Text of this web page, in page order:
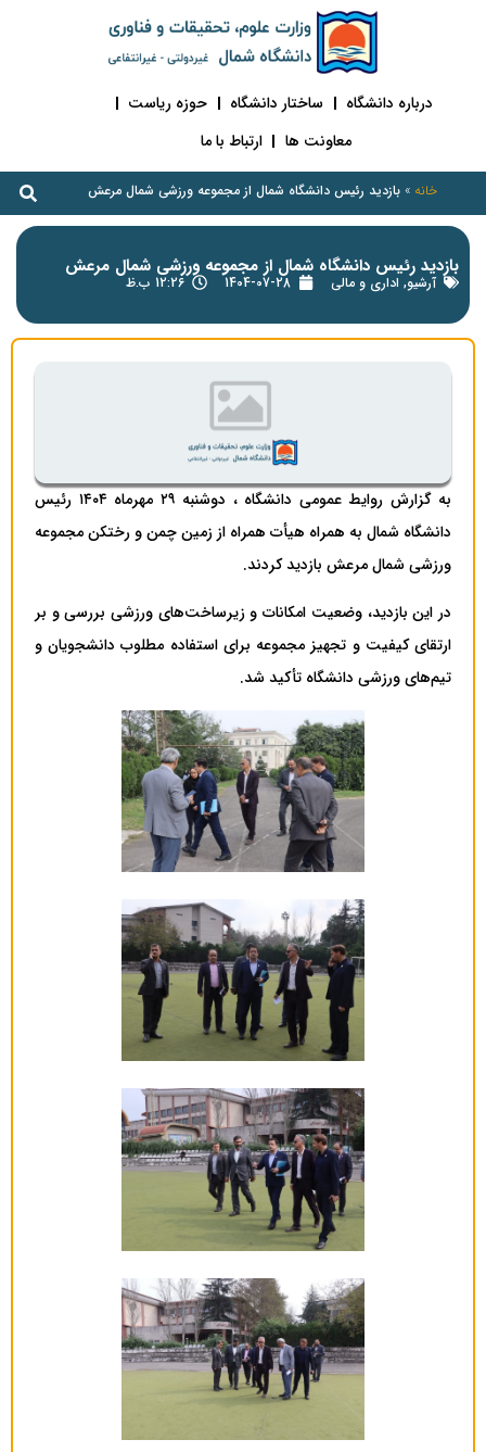
درباره دانشگاه ساختار دانشگاه
حوزه ریاست
معاونت ها
ارتباط با ما
خانه »بازدید رئیس دانشگاه شمال از مجموعه ورزشی شمال مرعش
بازدید رئیس دانشگاه شمال از مجموعه ورزشی شمال مرعش
آرشیو, اداری و مالی 1404-07-28 12:26 ب.ظ
به گزارش روایط عمومی دانشگاه ، دوشنبه ۲۹ مهرماه ۱۴۰۴ رئیس
دانشگاه شمال به همراه هیأت همراه از زمین چمن و رختکن مجموعه
ورزشی شمال مرعش بازدید کردند.
در این بازدید، وضعیت امکانات و زیرساخت‌های ورزشی بررسی و بر
ارتقای کیفیت و تجهیز مجموعه برای استفاده مطلوب دانشجویان و
تیم‌های ورزشی دانشگاه تأکید شد.